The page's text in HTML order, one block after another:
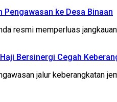
Pengawasan ke Desa Binaan
resmi memperluas
Bersinergi Cegah
jalur keberangkatan